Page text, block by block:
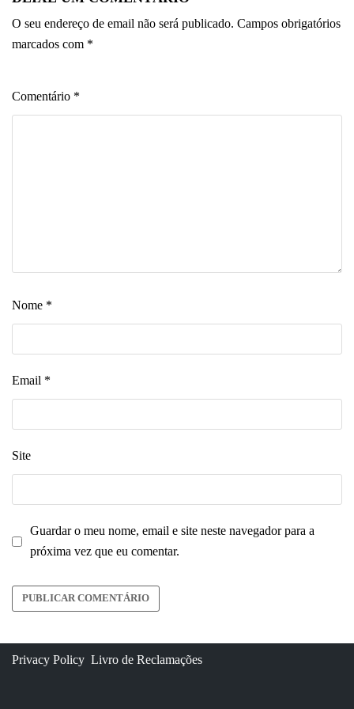
O seu endereço de email não será publicado. Campos obrigatórios
marcados com *
Comentário *
Nome *
Email *
Site
Guardar o meu nome, email e site neste navegador para a
próxima vez que eu comentar.
Privacy Policy Livro de Reclamações